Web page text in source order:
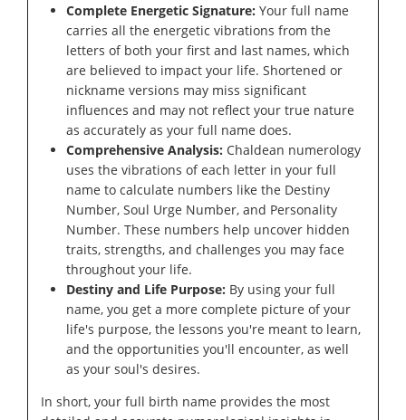
Complete Energetic Signature: Your full name
carries all the energetic vibrations from the
letters of both your first and last names, which
are believed to impact your life. Shortened or
nickname versions may miss significant
influences and may not reflect your true nature
as accurately as your full name does.
Comprehensive Analysis: Chaldean numerology
uses the vibrations of each letter in your full
name to calculate numbers like the Destiny
Number, Soul Urge Number, and Personality
Number. These numbers help uncover hidden
traits, strengths, and challenges you may face
throughout your life.
Destiny and Life Purpose: By using your full
name, you get a more complete picture of your
life's purpose, the lessons you're meant to learn,
and the opportunities you'll encounter, as well
as your soul's desires.
In short, your full birth name provides the most